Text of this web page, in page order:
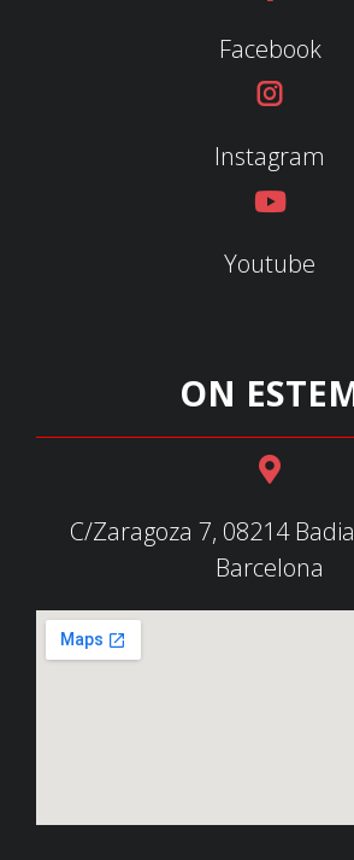
Facebook
Instagram
Youtube
ON
C/Zaragoza 7, 08214
Barcelona